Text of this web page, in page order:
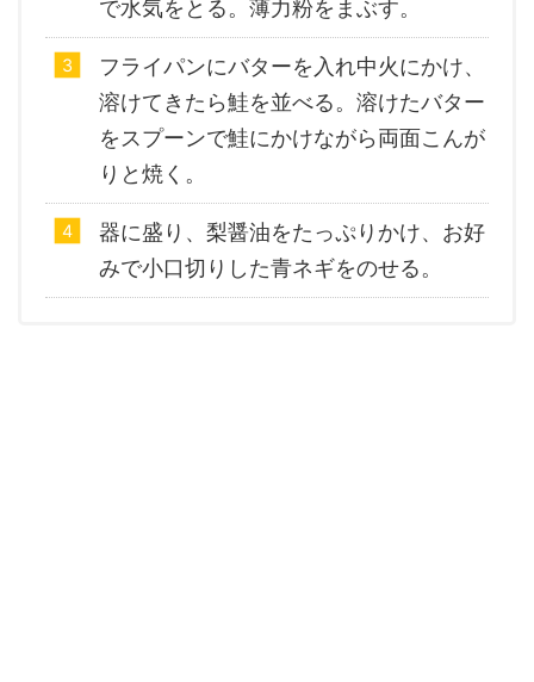
で水気をとる。薄力粉をまぶす。
フライパンにバターを入れ中火にかけ、
溶けてきたら鮭を並べる。溶けたバター
をスプーンで鮭にかけながら両面こんが
りと焼く。
器に盛り、梨醤油をたっぷりかけ、お好
みで小口切りした青ネギをのせる。